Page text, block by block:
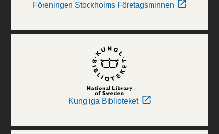
Föreningen Stockholms Företagsminnen
Kungliga Biblioteket